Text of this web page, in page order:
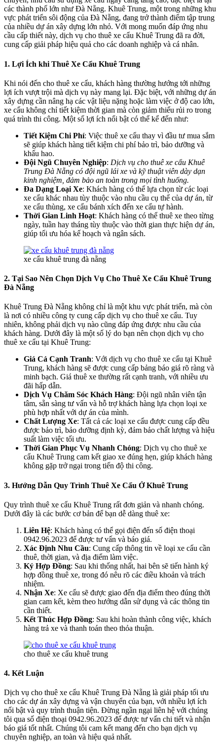
các thành phố lớn như Đà Nẵng. Khuê Trung, một trong những khu
vực phát triển sôi động của Đà Nẵng, đang trở thành điểm tập trung
của nhiều dự án xây dựng lớn nhỏ. Với mong muốn đáp ứng nhu
cầu cấp thiết này, dịch vụ cho thuê xe cẩu Khuê Trung đã ra đời,
cung cấp giải pháp hiệu quả cho các doanh nghiệp và cá nhân.
1. Lợi Ích khi Thuê Xe Cẩu Khuê Trung
Khi nói đến cho thuê xe cẩu, khách hàng thường hướng tới những
lợi ích vượt trội mà dịch vụ này mang lại. Đặc biệt, với những dự án
xây dựng cần nâng hạ các vật liệu nặng hoặc làm việc ở độ cao lớn,
xe cẩu không chỉ tiết kiệm thời gian mà còn giảm thiểu rủi ro trong
quá trình thi công. Một số lợi ích nổi bật có thể kể đến như:
Tiết Kiệm Chi Phí: Việc thuê xe cẩu thay vì đầu tư mua sắm
sẽ giúp khách hàng tiết kiệm chi phí bảo trì, bảo dưỡng và
khấu hao.
Đội Ngũ Chuyên Nghiệp: Dịch vụ cho thuê xe cẩu Khuê
Trung Đà Nẵng có đội ngũ lái xe và kỹ thuật viên dày dạn
kinh nghiệm, đảm bảo an toàn trong mọi tình huống.
Đa Dạng Loại Xe: Khách hàng có thể lựa chọn từ các loại
xe cẩu khác nhau tùy thuộc vào nhu cầu cụ thể của dự án, từ
xe cẩu thùng, xe cẩu bánh xích đến xe cẩu tự hành.
Thời Gian Linh Hoạt: Khách hàng có thể thuê xe theo từng
ngày, tuần hay tháng tùy thuộc vào thời gian thực hiện dự án,
giúp tối ưu hóa kế hoạch và ngân sách.
xe cẩu khuê trung đà nẵng
2. Tại Sao Nên Chọn Dịch Vụ Cho Thuê Xe Cẩu Khuê Trung
Đà Nẵng
Khuê Trung Đà Nẵng không chỉ là một khu vực phát triển, mà còn
là nơi có nhiều công ty cung cấp dịch vụ cho thuê xe cẩu. Tuy
nhiên, không phải dịch vụ nào cũng đáp ứng được nhu cầu của
khách hàng. Dưới đây là một số lý do bạn nên chọn dịch vụ cho
thuê xe cẩu tại Khuê Trung:
Giá Cả Cạnh Tranh: Với dịch vụ cho thuê xe cẩu tại Khuê
Trung, khách hàng sẽ được cung cấp bảng báo giá rõ ràng và
minh bạch. Giá thuê xe thường rất cạnh tranh, với nhiều ưu
đãi hấp dẫn.
Dịch Vụ Chăm Sóc Khách Hàng: Đội ngũ nhân viên tận
tâm, sẵn sàng tư vấn và hỗ trợ khách hàng lựa chọn loại xe
phù hợp nhất với dự án của mình.
Chất Lượng Xe: Tất cả các loại xe cẩu được cung cấp đều
được bảo trì, bảo dưỡng định kỳ, đảm bảo chất lượng và hiệu
suất làm việc tối ưu.
Thời Gian Phục Vụ Nhanh Chóng: Dịch vụ cho thuê xe
cẩu Khuê Trung cam kết giao xe đúng hẹn, giúp khách hàng
không gặp trở ngại trong tiến độ thi công.
3. Hướng Dẫn Quy Trình Thuê Xe Cẩu Ở Khuê Trung
Quy trình thuê xe cẩu Khuê Trung rất đơn giản và nhanh chóng.
Dưới đây là các bước cơ bản để bạn dễ dàng thuê xe:
Liên Hệ: Khách hàng có thể gọi điện đến số điện thoại
0942.96.2023 để được tư vấn và báo giá.
Xác Định Nhu Cầu: Cung cấp thông tin về loại xe cẩu cần
thuê, thời gian, và địa điểm làm việc.
Ký Hợp Đồng: Sau khi thống nhất, hai bên sẽ tiến hành ký
hợp đồng thuê xe, trong đó nêu rõ các điều khoản và trách
nhiệm.
Nhận Xe: Xe cẩu sẽ được giao đến địa điểm theo đúng thời
gian cam kết, kèm theo hướng dẫn sử dụng và các thông tin
cần thiết.
Kết Thúc Hợp Đồng: Sau khi hoàn thành công việc, khách
hàng trả xe và thanh toán theo thỏa thuận.
cho thuê xe cẩu khuê trung
4. Kết Luận
Dịch vụ cho thuê xe cẩu Khuê Trung Đà Nẵng là giải pháp tối ưu
cho các dự án xây dựng và vận chuyển của bạn, với nhiều lợi ích
nổi bật và quy trình thuận tiện. Đừng ngần ngại liên hệ với chúng
tôi qua số điện thoại 0942.96.2023 để được tư vấn chi tiết và nhận
báo giá tốt nhất. Chúng tôi cam kết mang đến cho bạn dịch vụ
chuyên nghiệp, an toàn và hiệu quả nhất.